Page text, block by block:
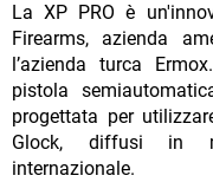
La XP PRO è
Firearms, azienda
l’azienda turca
pistola
progettata per
Glock, diffusi in
internazionale.